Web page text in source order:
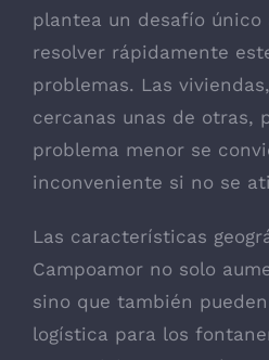
plantea un desafío único
resolver rápidamente
problemas. Las
cercanas unas de otras,
problema menor se
inconveniente si no se
Las características
Campoamor no solo
sino que también
logística para los